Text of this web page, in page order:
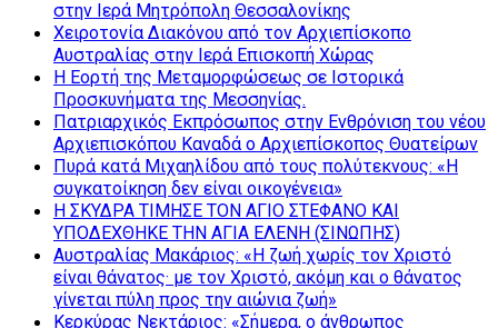
στην Ιερά Μητρόπολη Θεσσαλονίκης
Χειροτονία Διακόνου από τον Αρχιεπίσκοπο
Αυστραλίας στην Ιερά Επισκοπή Χώρας
Η Εορτή της Μεταμορφώσεως σε Ιστορικά
Προσκυνήματα της Μεσσηνίας.
Πατριαρχικός Εκπρόσωπος στην Ενθρόνιση του νέου
Αρχιεπισκόπου Καναδά ο Αρχιεπίσκοπος Θυατείρων
Πυρά κατά Μιχαηλίδου από τους πολύτεκνους: «Η
συγκατοίκηση δεν είναι οικογένεια»
Η ΣΚΥΔΡΑ ΤΙΜΗΣΕ ΤΟΝ ΑΓΙΟ ΣΤΕΦΑΝΟ ΚΑΙ
ΥΠΟΔΕΧΘΗΚΕ ΤΗΝ ΑΓΙΑ ΕΛΕΝΗ (ΣΙΝΩΠΗΣ)
Αυστραλίας Μακάριος: «Η ζωή χωρίς τον Χριστό
είναι θάνατος· με τον Χριστό, ακόμη και ο θάνατος
γίνεται πύλη προς την αιώνια ζωή»
Κερκύρας Νεκτάριος: «Σήμερα, ο άνθρωπος